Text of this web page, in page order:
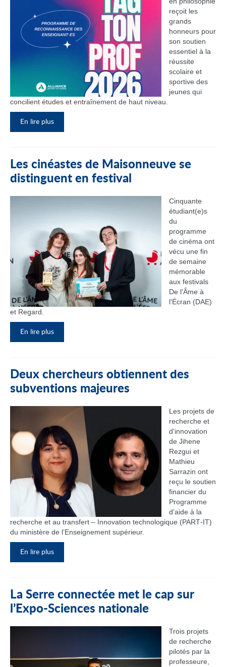
reçoit les
grands
honneurs pour
son soutien
essentiel à la
réussite
scolaire et
sportive des
jeunes qui
concilient études et entraînement de haut niveau.
En lire plus
Les cinéastes de Maisonneuve se
distinguent en festival
Cinquante
étudiant(e)s
du
programme
de cinéma ont
vécu une fin
de semaine
mémorable
aux festivals
De l'Âme à
l'Écran (DAE)
et Regard.
En lire plus
Deux chercheurs obtiennent des
subventions majeures
Les projets de
recherche et
d'innovation
de Jihene
Rezgui et
Mathieu
Sarrazin ont
reçu le soutien
financier du
Programme
d'aide à la
recherche et au transfert – Innovation technologique (PART‑IT)
du ministère de l’Enseignement supérieur.
En lire plus
La Serre connectée met le cap sur
l’Expo-Sciences nationale
Trois projets
de recherche
pilotés par la
professeure,